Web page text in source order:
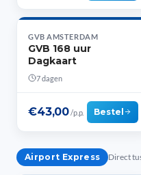
GVB AMSTERDAM
GVB 168 uur
Dagkaart
7 dagen
€43,00/p.p. Bestel
Airport Express Direct